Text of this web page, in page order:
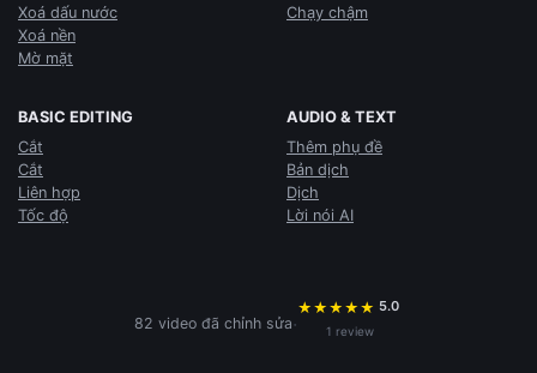
Xoá dấu nước
Xoá nền
Mờ mặt
Chạy chậm
BASIC EDITING
Cắt
Cắt
Liên hợp
Tốc độ
AUDIO & TEXT
Thêm phụ đề
Bản dịch
Dịch
Lời nói AI
82 video đã chỉnh sửa·
★ ★ ★ ★ ★ 5.0
1 review